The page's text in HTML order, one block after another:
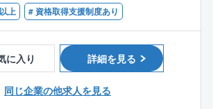
！家庭と仕事の両立に向けた制度
位有休制度、有給取得を促すためのホ
度など、柔軟な働き方の実現・家庭と
的として、様々な制度を取り入れてい
め、ご経験に合った案件から挑戦
数回のベースアップを実施し、保険や
も充実しているため、働きやすい状況
上
# 資格取得支援制度あり
に入り 詳細を見る
同じ企業の他求人を見る